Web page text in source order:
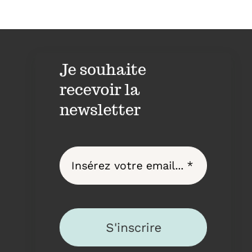
Je souhaite
recevoir la
newsletter
S'inscrire